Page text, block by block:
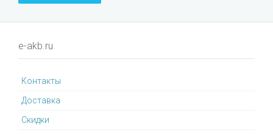
e-akb.ru
Контакты
Доставка
Cкидки